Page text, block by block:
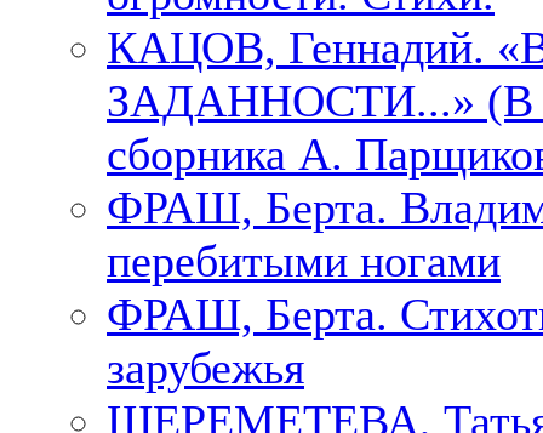
КАЦОВ, Геннадий.
ЗАДАННОСТИ...» (В
сборника А.
ФРАШ, Берта.
перебитыми ногами
ФРАШ, Берта.
зарубежья
ШЕРЕМЕТЕВА,